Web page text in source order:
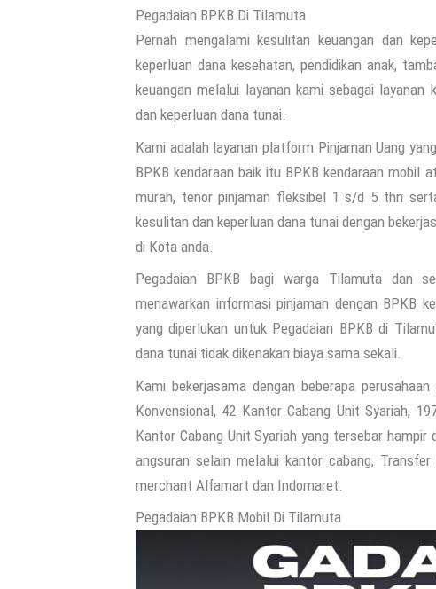
Pegadaian BPKB Di Tilamuta
Pernah mengalami kesulitan keuangan dan
keperluan dana kesehatan, pendidikan anak,
keuangan melalui layanan kami sebagai
dan keperluan dana tunai.
Kami adalah layanan platform Pinjaman Uang
BPKB kendaraan baik itu BPKB kendaraan mobil
murah, tenor pinjaman fleksibel 1 s/d 5 thn
kesulitan dan keperluan dana tunai dengan
di Kota anda.
Pegadaian BPKB bagi warga Tilamuta dan
menawarkan informasi pinjaman dengan BPKB
yang diperlukan untuk Pegadaian BPKB di
dana tunai tidak dikenakan biaya sama sekali.
Kami bekerjasama dengan beberapa
Konvensional, 42 Kantor Cabang Unit Syariah,
Kantor Cabang Unit Syariah yang tersebar
angsuran selain melalui kantor cabang,
merchant Alfamart dan Indomaret.
Pegadaian BPKB Mobil Di Tilamuta